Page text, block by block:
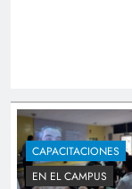
CAPACITACIONES
EN EL CAMPUS